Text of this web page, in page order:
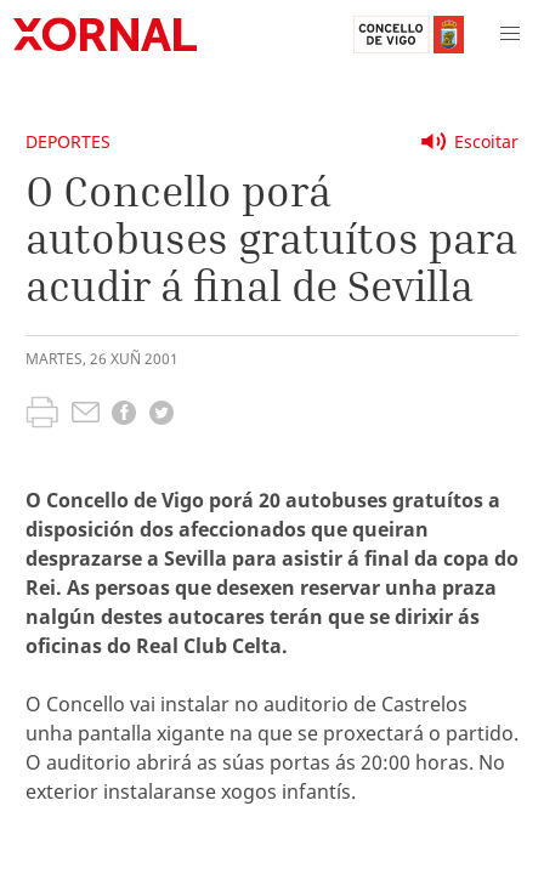
Escoitar
DEPORTES
O Concello porá
autobuses gratuítos para
acudir á final de Sevilla
MARTES, 26 XUÑ 2001
O Concello de Vigo porá 20 autobuses gratuítos a
disposición dos afeccionados que queiran
desprazarse a Sevilla para asistir á final da copa do
Rei. As persoas que desexen reservar unha praza
nalgún destes autocares terán que se dirixir ás
oficinas do Real Club Celta.
O Concello vai instalar no auditorio de Castrelos
unha pantalla xigante na que se proxectará o partido.
O auditorio abrirá as súas portas ás 20:00 horas. No
exterior instalaranse xogos infantís.